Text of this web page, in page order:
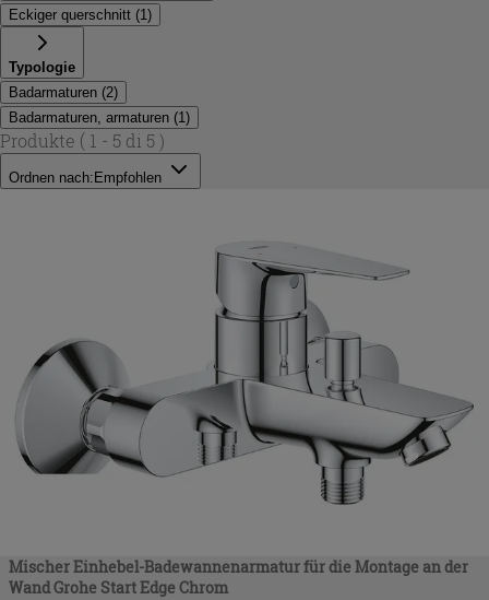
Eckiger querschnitt (1 )
Typologie
Badarmaturen (2)
Badarmaturen, armaturen (1 )
Produkte ( 1 - 5 di 5 )
Ordnen nach: Empfohlen
Mischer Einhebel-Badewannenarmatur für die Montage an der
Wand Grohe Start Edge Chrom